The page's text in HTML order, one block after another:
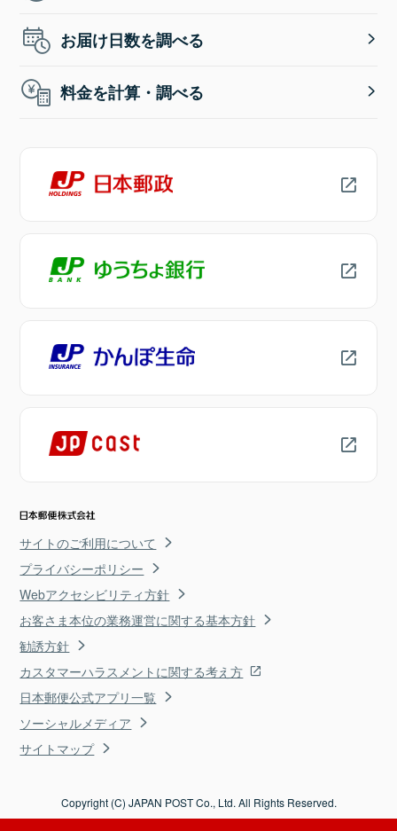
お届け日数を調べる
料金を計算・調べる
サイトのご利用について
プライバシーポリシー
Webアクセシビリティ方針
お客さま本位の業務運営に関する基本方針
勧誘方針
カスタマーハラスメントに関する考え方
日本郵便公式アプリ一覧
ソーシャルメディア
サイトマップ
Copyright (C) JAPAN POST Co., Ltd. All Rights Reserved.